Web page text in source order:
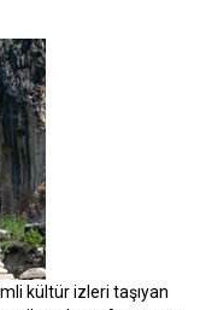
kültür izleri taşıyan